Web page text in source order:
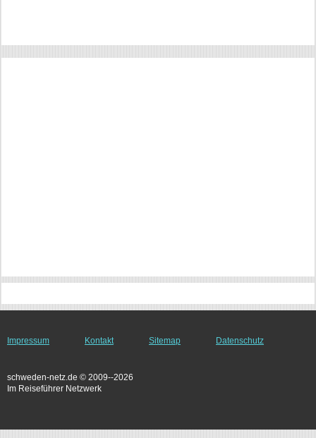
Impressum Kontakt Sitemap Datenschutz
schweden-netz.de © 2009--2026
Im Reiseführer Netzwerk